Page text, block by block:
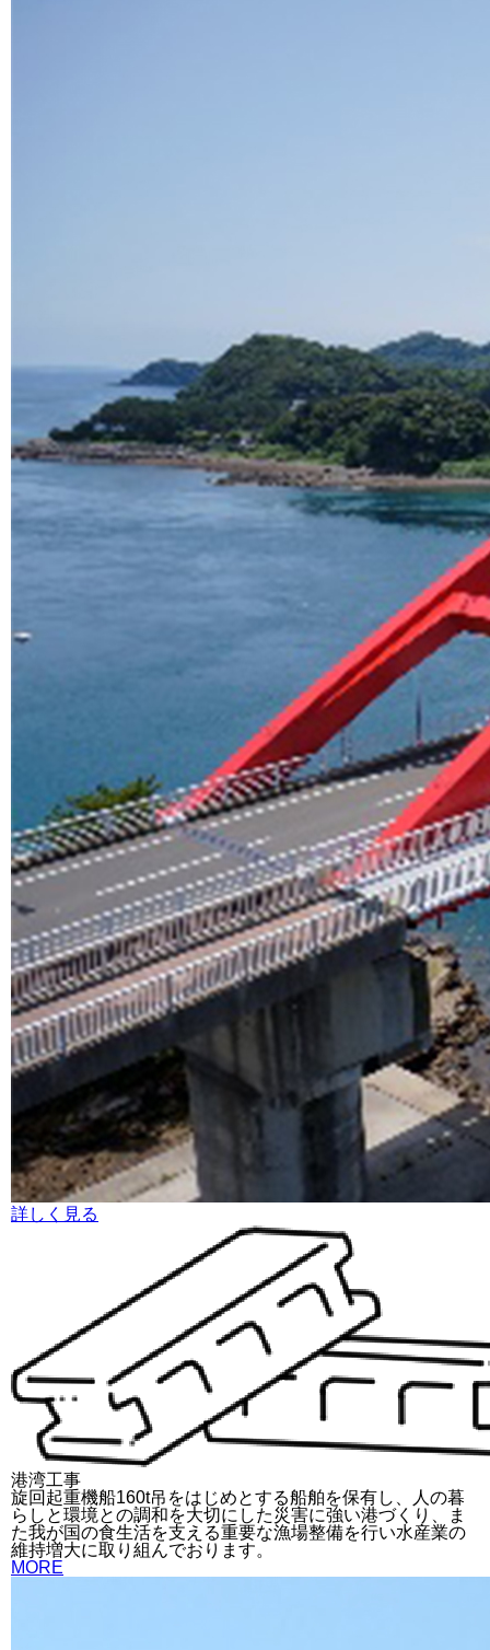
詳しく見る
港湾工事
旋回起重機船160t吊をはじめとする船舶を保有し、人の暮
らしと環境との調和を大切にした災害に強い港づくり、ま
た我が国の食生活を支える重要な漁場整備を行い水産業の
維持増大に取り組んでおります。
MORE